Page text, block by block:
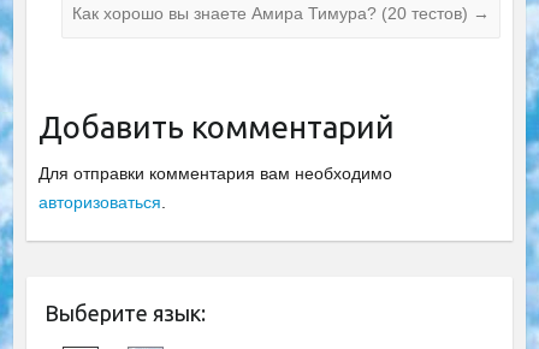
Как хорошо вы знаете Амира Тимура? (20 тестов) →
Добавить комментарий
Для отправки комментария вам необходимо
авторизоваться.
Выберите язык: